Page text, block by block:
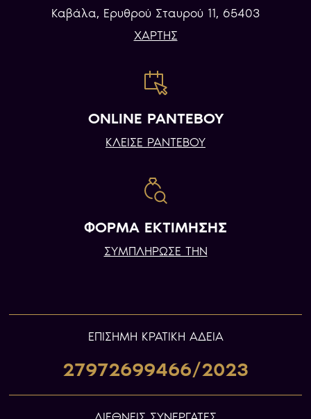
Καβάλα, Eρυθρού Σταυρού 11, 65403
ΧΑΡΤΗΣ
ONLINE ΡΑΝΤΕΒΟΥ
ΚΛΕΙΣΕ ΡΑΝΤΕΒΟΥ
ΦΟΡΜΑ ΕΚΤΙΜΗΣΗΣ
ΣΥΜΠΛΗΡΩΣΕ ΤΗΝ
ΕΠIΣΗΜΗ ΚΡΑΤΙΚΗ ΑΔΕΙΑ
27972699466/2023